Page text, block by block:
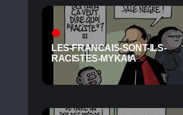
LES-FRANCAIS-SONT-ILS-
RACISTES-MYKAIA